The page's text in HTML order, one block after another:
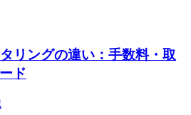
リングの違い：手数料・取
ド